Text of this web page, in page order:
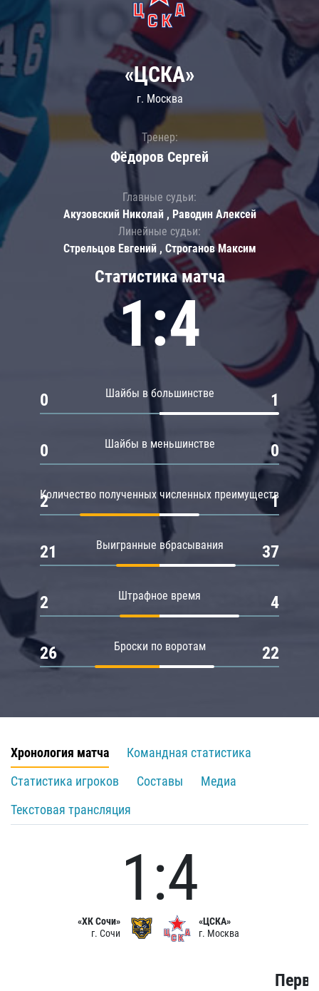
Статистика матча
1:4
Шайбы в большинстве
0 1
Шайбы в меньшинстве
0 0
Количество полученных численных преимуществ
2 1
Выигранные вбрасывания
21 37
Штрафное время
2 4
Броски по воротам
26 22
«ЦСКА»
г. Москва
Тренер:
Фёдоров Сергей
Главные судьи:
Акузовский Николай , Раводин Алексей
Линейные судьи:
Стрельцов Евгений , Строганов Максим
Хронология матча
Командная статистика
Статистика игроков
Составы
Медиа
Текстовая трансляция
«ХК Сочи»
г. Сочи
1:4
«ЦСКА»
г. Москва